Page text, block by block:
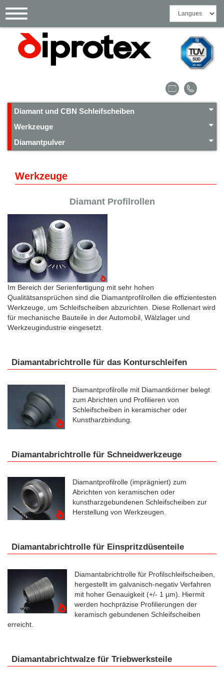
Toggle
navigation
Diamant und CBN Schleifscheiben
Werkzeuge
Diamantpulver
Werkzeuge
Diamant Profilrollen
Im Bereich der Serienfertigung mit sehr hohen
Qualitätsansprüchen sind die Diamantprofilrollen die effizientesten
Werkzeuge, um Schleifscheiben abzurichten. Diese Rollenart wird
für mechanische Bauteile in der Automobil, Wälzlager und
Werkzeugindustrie eingesetzt.
Diamantabrichtrolle für das Konturschleifen
Diamantprofilrolle mit Diamantkörner belegt
zum Abrichten und Profilieren von
Schleifscheiben in keramischer oder
Kunstharzbindung.
Diamantabrichtrolle für Schneidwerkzeuge
Diamantprofilrolle (imprägniert) zum
Abrichten von keramischen oder
kunstharzgebundenen Schleifscheiben zur
Herstellung von Werkzeugen.
Diamantabrichtrolle für Einspritzdüsenteile
Diamantabrichtrolle für Profilschleifscheiben,
hergestellt im galvanisch-negativ Verfahren
mit hoher Genauigkeit (+/- 1 µm). Hiermit
werden hochpräzise Profilierungen der
keramisch gebundenen Schleifscheiben
erreicht.
Diamantabrichtwalze für Triebwerksteile